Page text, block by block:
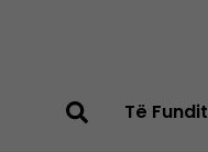
Të Fundit